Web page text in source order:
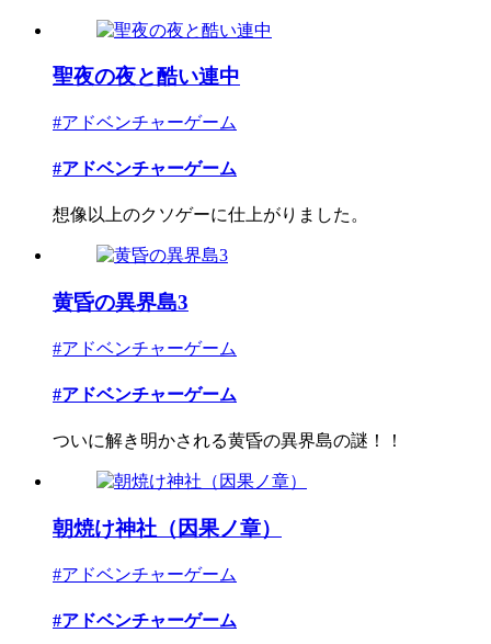
聖夜の夜と酷い連中
#アドベンチャーゲーム
#アドベンチャーゲーム
想像以上のクソゲーに仕上がりました。
黄昏の異界島3
#アドベンチャーゲーム
#アドベンチャーゲーム
ついに解き明かされる黄昏の異界島の謎！！
朝焼け神社（因果ノ章）
#アドベンチャーゲーム
#アドベンチャーゲーム